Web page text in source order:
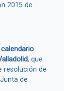
2015 de
calendario
, que
resolución de
de